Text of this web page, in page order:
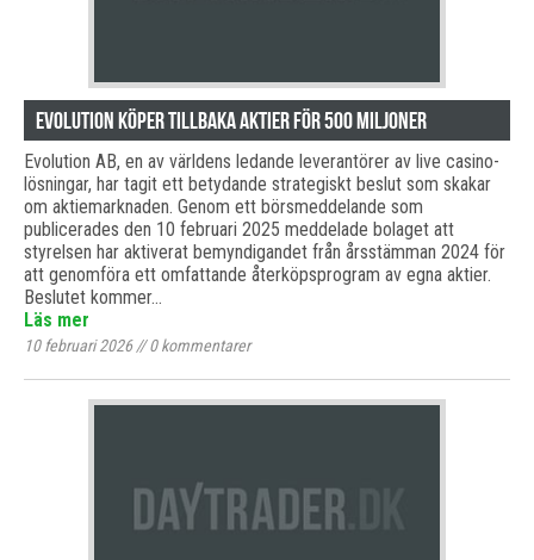
Evolution köper tillbaka aktier för 500 miljoner
Evolution AB, en av världens ledande leverantörer av live casino-
lösningar, har tagit ett betydande strategiskt beslut som skakar
om aktiemarknaden. Genom ett börsmeddelande som
publicerades den 10 februari 2025 meddelade bolaget att
styrelsen har aktiverat bemyndigandet från årsstämman 2024 för
att genomföra ett omfattande återköpsprogram av egna aktier.
Beslutet kommer…
Läs mer
10 februari 2026//0kommentarer